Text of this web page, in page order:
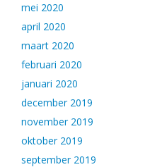
mei 2020
april 2020
maart 2020
februari 2020
januari 2020
december 2019
november 2019
oktober 2019
september 2019